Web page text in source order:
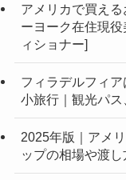
アメリカで買え
ーヨーク在住現
ィショナー]
フィラデルフィ
小旅行｜観光パ
2025年版｜アメ
ップの相場や渡